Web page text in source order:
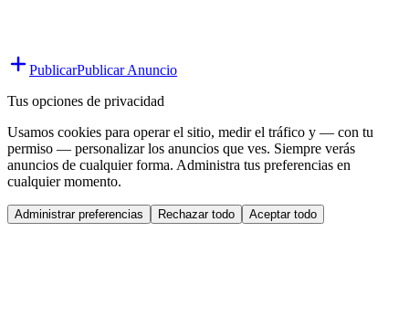
PublicarPublicar Anuncio
Tus opciones de privacidad
Usamos cookies para operar el sitio, medir el tráfico y — con tu
permiso — personalizar los anuncios que ves. Siempre verás
anuncios de cualquier forma. Administra tus preferencias en
cualquier momento.
Administrar preferencias Rechazar todo Aceptar todo